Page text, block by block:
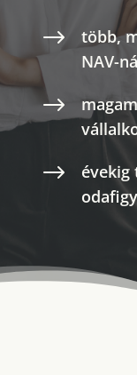
$
több,
NAV-
$
$
évekig